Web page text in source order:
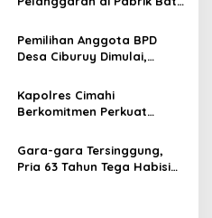
Gunung Beak, Rakyat
Balangsak
Pemilihan Anggota BPD
Desa Ciburuy Dimulai,
Misi “Bangkit Merata”
Kapolres Cimahi
Berkomitmen Perkuat
Ketahanan Pangan Lewat
Panen Raya Jagung
Gara-gara Tersinggung,
Pria 63 Tahun Tega Habisi